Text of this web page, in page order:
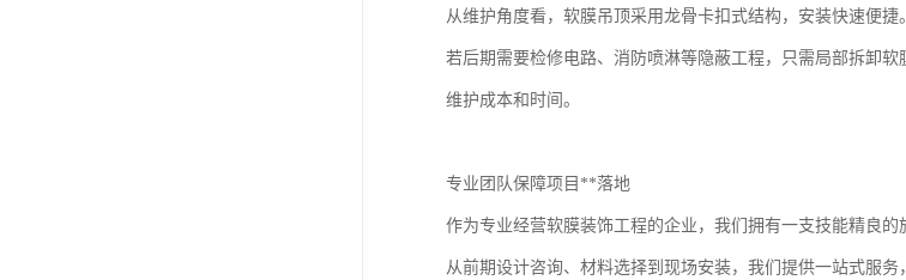
从维护角度看，软膜吊顶采用龙骨卡扣式结构，安装快速便捷。
若后期需要检修电路、消防喷淋等隐蔽工程，只需局部拆卸
维护成本和时间。
专业团队保障项目**落地
作为专业经营软膜装饰工程的企业，我们拥有一支技能精良的
从前期设计咨询、材料选择到现场安装，我们提供一站式服务